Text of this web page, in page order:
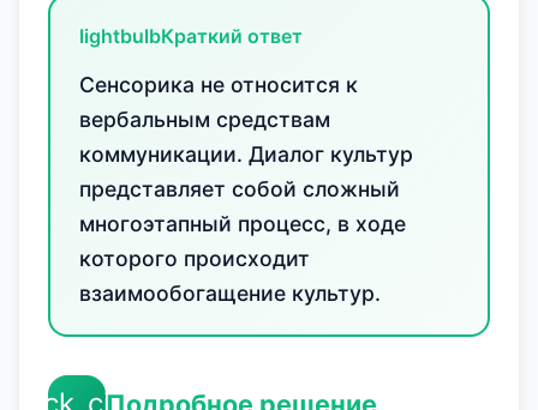
lightbulbКраткий ответ
Сенсорика не относится к
вербальным средствам
коммуникации. Диалог культур
представляет собой сложный
многоэтапный процесс, в ходе
которого происходит
взаимообогащение культур.